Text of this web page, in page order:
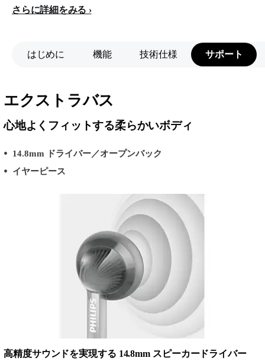
さらに詳細をみる
はじめに 機能 技術仕様 サポート
エクストラバス
心地よくフィットする柔らかいボディ
14.8mm ドライバー／オープンバック
イヤーピース
高精度サウンドを実現する 14.8mm スピーカードライバー